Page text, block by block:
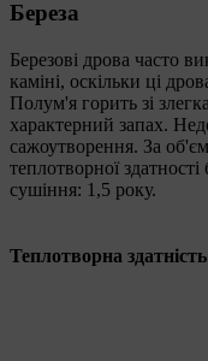
Береза
Березові дрова часто
каміні, оскільки ці
Полум'я горить зі
характерний запах.
сажоутворення. За
теплотворної
сушіння: 1,5 року.
Теплотворна